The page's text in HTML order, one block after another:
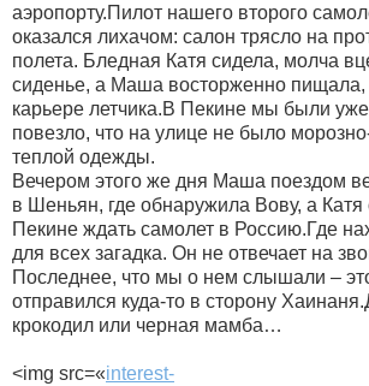
аэропорту.Пилот нашего второго
оказался лихачом: салон трясло на
полета. Бледная Катя сидела, молча
сиденье, а Маша восторженно пищала,
карьере летчика.В Пекине мы были
повезло, что на улице не было
теплой одежды.
Вечером этого же дня Маша поездом
в Шеньян, где обнаружила Вову, а Катя
Пекине ждать самолет в Россию.Где
для всех загадка. Он не отвечает на
Последнее, что мы о нем слышали –
отправился куда-то в сторону
крокодил или черная мамба…
<img src=«interest-